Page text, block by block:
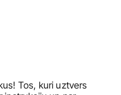
Tos, kuri uztvers